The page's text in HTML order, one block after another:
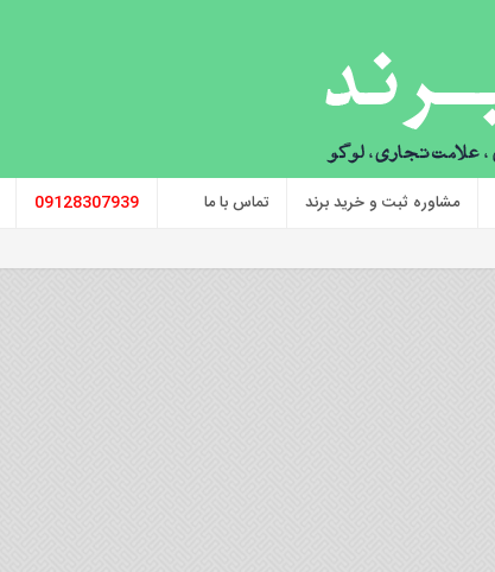
مشاوره ثبت و خرید برند تماس با ما 09128307939